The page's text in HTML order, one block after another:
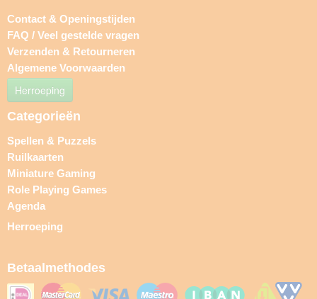
Contact & Openingstijden
FAQ / Veel gestelde vragen
Verzenden & Retourneren
Algemene Voorwaarden
Herroeping
Categorieën
Spellen & Puzzels
Ruilkaarten
Miniature Gaming
Role Playing Games
Agenda
Herroeping
Betaalmethodes